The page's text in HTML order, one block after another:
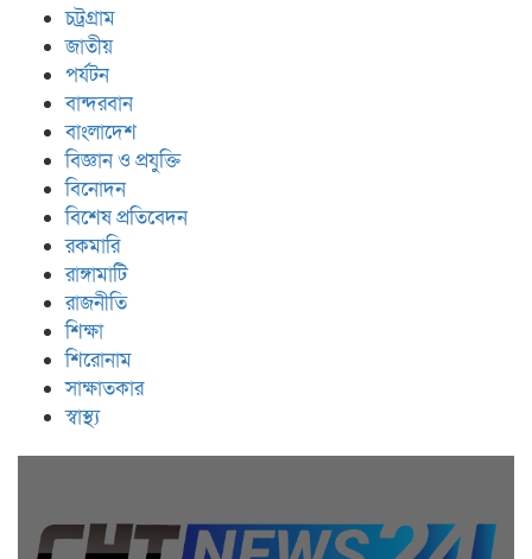
চট্রগ্রাম
জাতীয়
পর্যটন
বান্দরবান
বাংলাদেশ
বিজ্ঞান ও প্রযুক্তি
বিনোদন
বিশেষ প্রতিবেদন
রকমারি
রাঙ্গামাটি
রাজনীতি
শিক্ষা
শিরোনাম
সাক্ষাতকার
স্বাস্থ্য